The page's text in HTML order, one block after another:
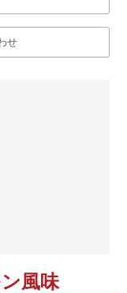
せ
風味